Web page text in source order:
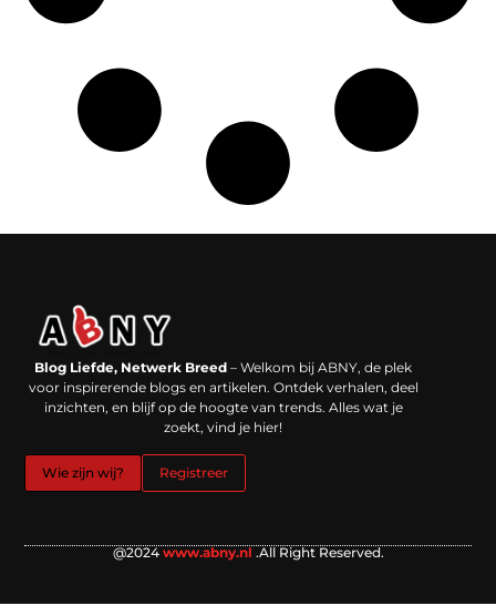
Blog Liefde, Netwerk Breed – Welkom bij ABNY, de plek
voor inspirerende blogs en artikelen. Ontdek verhalen, deel
inzichten, en blijf op de hoogte van trends. Alles wat je
zoekt, vind je hier!
Wie zijn wij? Registreer
@2024 www.abny.nl .All Right Reserved.